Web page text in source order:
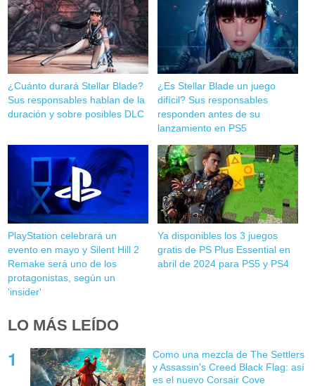
¿Cuánto durará Stellar Blade?
Sus responsables hablan de la
duración y sobre posibles DLC
¿Es Stellar Blade un juego
difícil? Sus responsables
responden antes de su
lanzamiento en PS5
PlayStation celebrará un
evento en mayo y Silent Hill 2
Remake será uno de los
protagonistas, según un
'insider'
Ya disponibles los 3 juegos
gratis de PS Plus Essential en
abril de 2024 para PS5 y PS4
LO MÁS LEÍDO
Como una mezcla de The Settlers
y Assassin's Creed Black Flag: así
es el nuevo Corsair Cove